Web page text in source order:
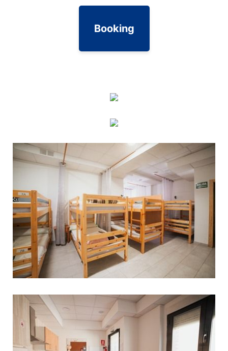
Booking